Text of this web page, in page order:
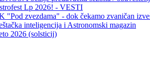
Lp 2026! - VESTI
"Pod zvezdama" - dok čekamo zvaničan
inteligencija i Astronomski magazin
2026 (solsticij)